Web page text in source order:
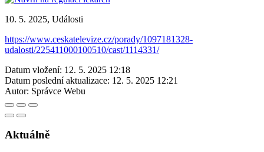
10. 5. 2025, Události
https://www.ceskatelevize.cz/porady/1097181328-
udalosti/225411000100510/cast/1114331/
Datum vložení: 12. 5. 2025 12:18
Datum poslední aktualizace: 12. 5. 2025 12:21
Autor: Správce Webu
Aktuálně